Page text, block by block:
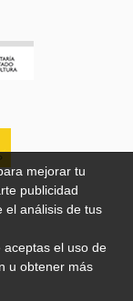
mejorar tu
publicidad
el análisis de tus
el uso de
u obtener más